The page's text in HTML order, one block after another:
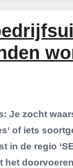
: Je zocht
of iets
in de regio
het